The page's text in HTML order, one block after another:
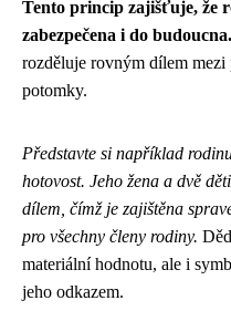
Tento princip zajišťuje, že
zabezpečena i do budoucna.
rozděluje rovným dílem mezi
potomky.
Představte si například
hotovost. Jeho žena a dvě
dílem, čímž je zajištěna
pro všechny členy rodiny.
materiální hodnotu, ale i
jeho odkazem.